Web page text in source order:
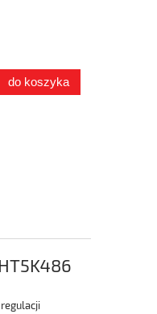
do koszyka